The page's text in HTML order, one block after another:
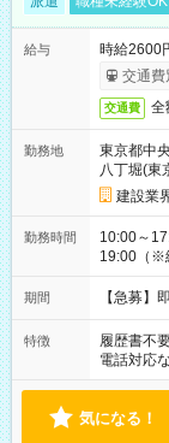
給与
時給2600
交通費
交通費 全
勤務地
東京都中
八丁堀(東
建設業
勤務時間
10:00～
19:00（※
期間 【急募
特徴 履歴書不
電話対応
気になる！